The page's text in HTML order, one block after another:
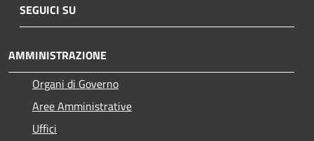
SEGUICI SU
AMMINISTRAZIONE
Organi di Governo
Aree Amministrative
Uffici